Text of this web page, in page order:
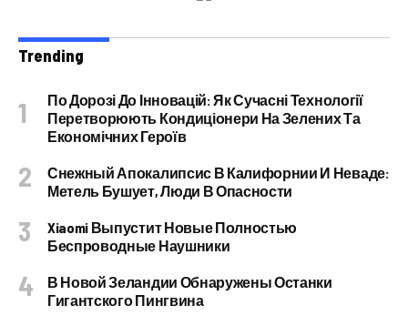
Trending
По Дорозі До Інновацій: Як Сучасні Технології
Перетворюють Кондиціонери На Зелених Та
Економічних Героїв
Снежный Апокалипсис В Калифорнии И Неваде:
Метель Бушует, Люди В Опасности
Xiaomi Выпустит Новые Полностью
Беспроводные Наушники
В Новой Зеландии Обнаружены Останки
Гигантского Пингвина